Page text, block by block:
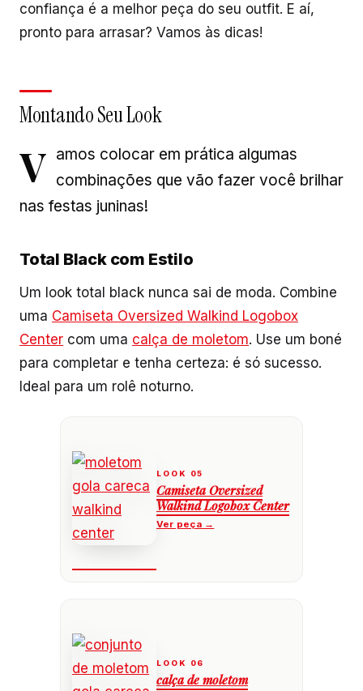
confiança é a melhor peça do seu outfit. E aí,
pronto para arrasar? Vamos às dicas!
Montando Seu Look
V amos colocar em prática algumas
combinações que vão fazer você brilhar
nas festas juninas!
Total Black com Estilo
Um look total black nunca sai de moda. Combine
uma Camiseta Oversized Walkind Logobox
Center com uma calça de moletom. Use um boné
para completar e tenha certeza: é só sucesso.
Ideal para um rolê noturno.
Camiseta Oversized
Walkind Logobox Center
calça de moletom